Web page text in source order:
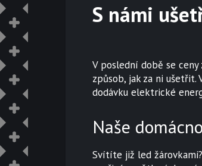
S námi
V poslední době se
způsob, jak za ni ušetřit.
dodávku elektrické
Naše
Svítíte již led